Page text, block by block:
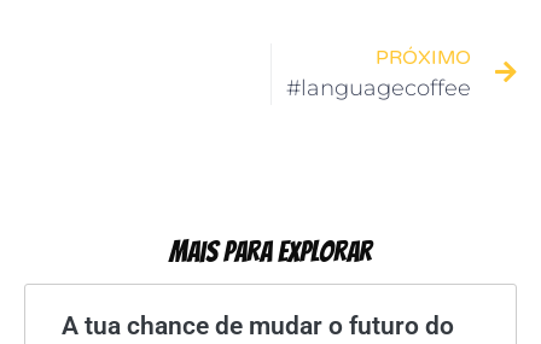
PRÓXIMO
#languagecoffee
Mais Para Explorar
A tua chance de mudar o futuro do